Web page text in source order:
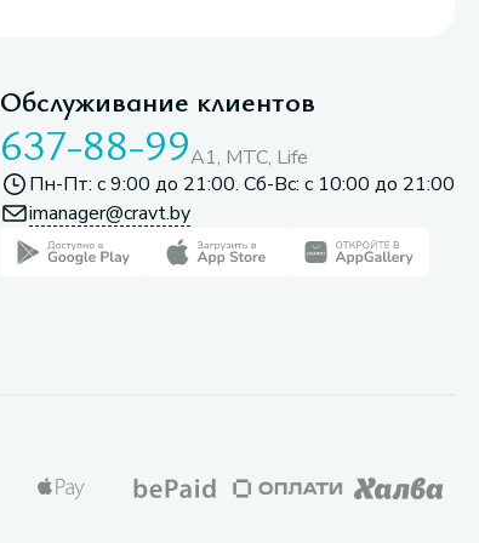
Обслуживание клиентов
637-88-99A1, МТС, Life
Пн-Пт: с 9:00 до 21:00. Сб-Вс: с 10:00 до 21:00
imanager@cravt.by